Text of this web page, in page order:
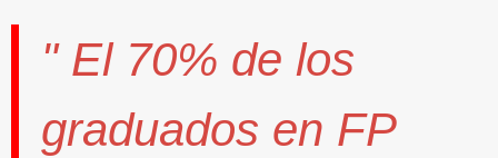
" El 70% de los
graduados en FP